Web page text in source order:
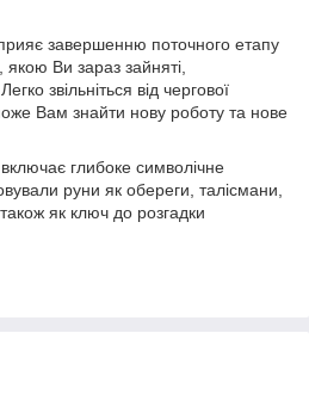
завершенню поточного етапу
Ви зараз зайняті,
звільніться від чергової
Вам знайти нову роботу та нове
глибоке символічне
руни як обереги, талісмани,
як ключ до розгадки